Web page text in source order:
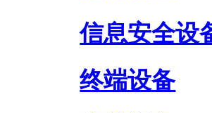
信息安全设
终端设备